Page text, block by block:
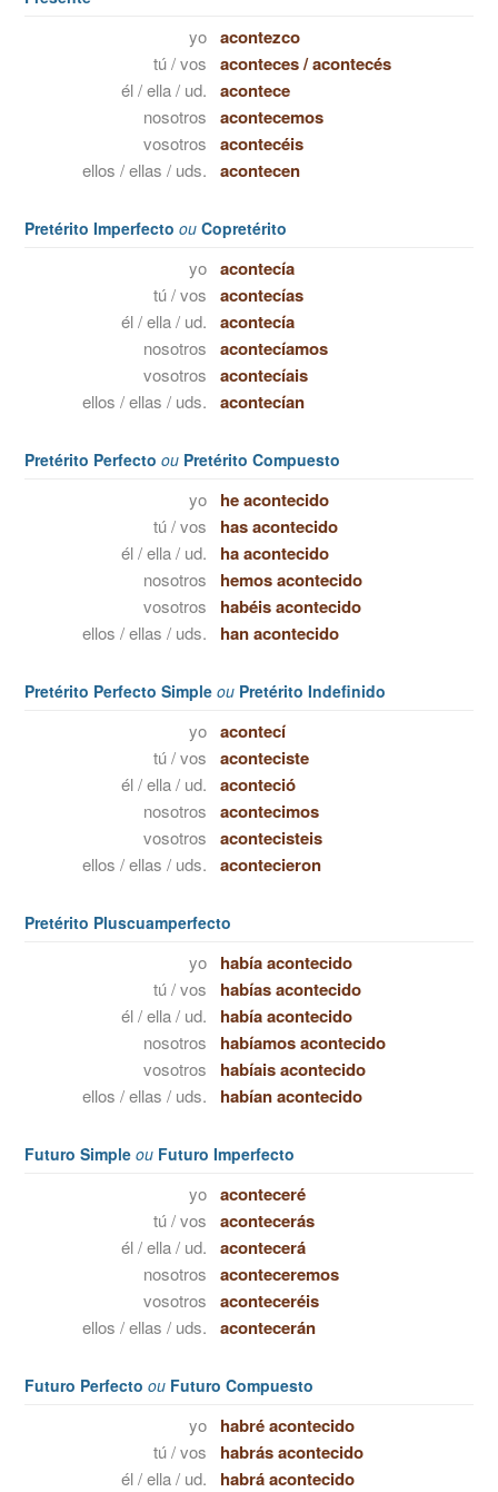
yo acontezco
tú / vos aconteces/acontecés
él / ella / ud. acontece
nosotros acontecemos
vosotros acontecéis
ellos / ellas / uds. acontecen
Pretérito Imperfecto ou Copretérito
yo acontecía
tú / vos acontecías
él / ella / ud. acontecía
nosotros acontecíamos
vosotros acontecíais
ellos / ellas / uds. acontecían
Pretérito Perfecto ou Pretérito Compuesto
yo he acontecido
tú / vos has acontecido
él / ella / ud. ha acontecido
nosotros hemos acontecido
vosotros habéis acontecido
ellos / ellas / uds. han acontecido
Pretérito Perfecto Simple ou Pretérito Indefinido
yo acontecí
tú / vos aconteciste
él / ella / ud. aconteció
nosotros acontecimos
vosotros acontecisteis
ellos / ellas / uds. acontecieron
Pretérito Pluscuamperfecto
yo había acontecido
tú / vos habías acontecido
él / ella / ud. había acontecido
nosotros habíamos acontecido
vosotros habíais acontecido
ellos / ellas / uds. habían acontecido
Futuro Simple ou Futuro Imperfecto
yo aconteceré
tú / vos acontecerás
él / ella / ud. acontecerá
nosotros aconteceremos
vosotros aconteceréis
ellos / ellas / uds. acontecerán
Futuro Perfecto ou Futuro Compuesto
yo habré acontecido
tú / vos habrás acontecido
él / ella / ud. habrá acontecido